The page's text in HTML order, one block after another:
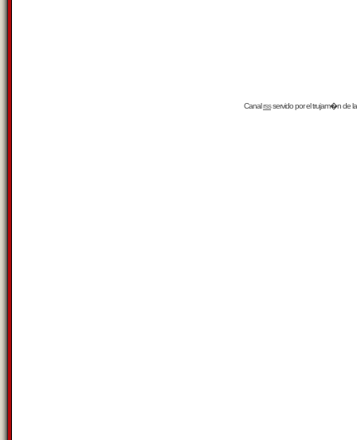
Canalrssservido por eltrujam�nde